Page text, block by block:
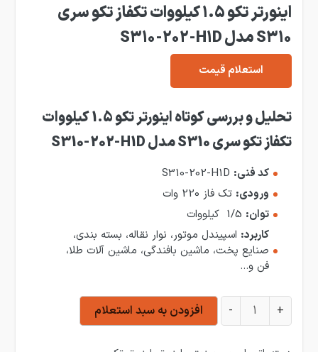
اینورتر تکو 1.5 کیلووات تکفاز تکو سری
S310 مدل S310-202-H1D
استعلام قیمت
تحلیل و بررسی کوتاه اینورتر تکو 1.5 کیلووات
تکفاز تکو سری S310 مدل S310-202-H1D
کد فنی:
ورودی: تک فاز 220 وات
توان:
کاربرد: اسپیندل موتور، نوار نقاله، بسته بندی،
صنایع پخت، ماشین بافندگی، ماشین آلات طلا،
فن و…
اینورتر تکو 1.5 کیلووات تکفاز تکو سری S310 مدل S310-202-H1D عدد
+
- افزودن به سبد استعلام